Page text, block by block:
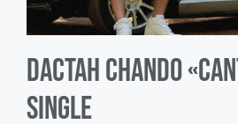
Dactah Chando
Single